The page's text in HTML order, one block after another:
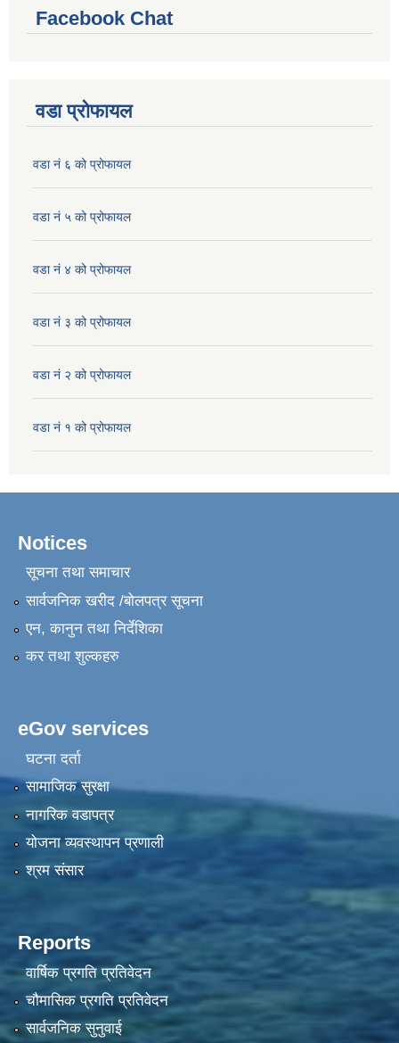
Facebook Chat
वडा प्रोफायल
वडा नं ६ को प्रोफायल
वडा नं ५ को प्रोफायल
वडा नं ४ को प्रोफायल
वडा नं ३ को प्रोफायल
वडा नं २ को प्रोफायल
वडा नं १ को प्रोफायल
Notices
सूचना तथा समाचार
सार्वजनिक खरीद /बोलपत्र सूचना
एन, कानुन तथा निर्देशिका
कर तथा शुल्कहरु
eGov services
घटना दर्ता
सामाजिक सुरक्षा
नागरिक वडापत्र
योजना व्यवस्थापन प्रणाली
श्रम संसार
Reports
वार्षिक प्रगति प्रतिवेदन
चौमासिक प्रगति प्रतिवेदन
सार्वजनिक सुनुवाई